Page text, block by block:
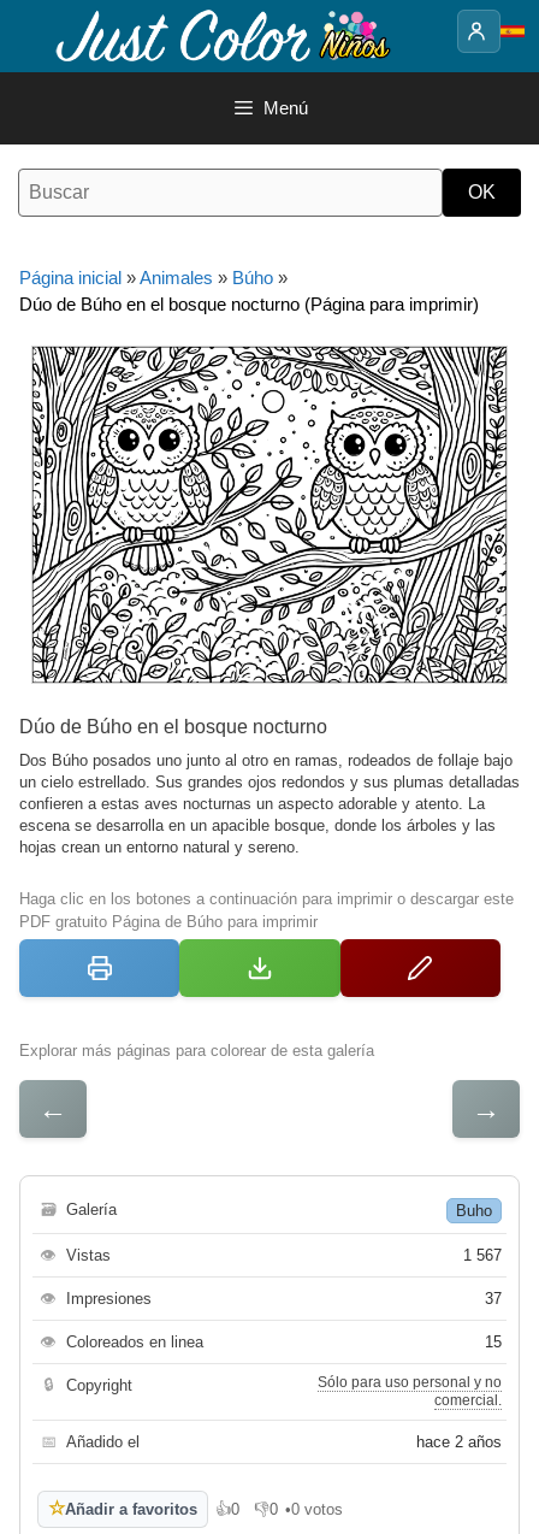
contenido
Menú
Página inicial »Animales » Búho »
Dúo de Búho en el bosque nocturno (Página para imprimir)
Dúo de Búho en el bosque nocturno
Dos Búho posados uno junto al otro en ramas, rodeados de follaje bajo
un cielo estrellado. Sus grandes ojos redondos y sus plumas detalladas
confieren a estas aves nocturnas un aspecto adorable y atento. La
escena se desarrolla en un apacible bosque, donde los árboles y las
hojas crean un entorno natural y sereno.
Haga clic en los botones a continuación para imprimir o descargar este
PDF gratuito Página de Búho para imprimir
Explorar más páginas para colorear de esta galería
← →
🗃 Galería Buho
👁 Vistas 1 567
👁 Impresiones 37
👁 Coloreados en linea 15
🔒 Copyright
Sólo para uso personal y no
comercial.
📅 Añadido el hace 2 años
☆Añadir a favoritos 👍0
Me gusta
👎0
No me gusta
•0 votos